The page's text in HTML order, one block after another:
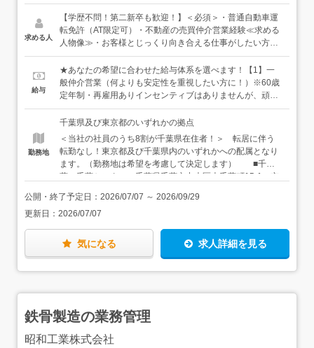
を中心に、千葉県内・城東エリアで、戸建てや土地、マン
ションなどの仲介営業をお願いします。住宅や土地を買い
たい人と、売りたい人をつなぐ役割を担ってください！
【具体的には】◎問い合わせ対応（DM、チラシ、自社サ
案◎お客様の希望をうかがい買取のご提案◎現地案内及び
契約、引き渡し◎資金計画やスケジュールの提案 など★
反響型の営業スタイル京成電鉄グループの強みを活かし
的な戦略が可能です。また、店舗の多くは駅前やショッピ
ングセンター内などにあり、立地環境も抜群。さらに、こ
れまで築き上げた信頼と知名度から、リピーターになって
いただくお客様が多く、反響型の営業スタイルが実現でき
ています。
求める人
【学歴不問！第二新卒も歓迎！】＜必須＞・普通自動車運
転免許（AT限定可）・不動産の売買仲介営業経験≪求める
人物像≫・お客様とじっくり向き合える仕事がしたい方・
働きやすい環境で、自分の力を試したいと考えている方・
新しい環境で責任感を持ちながら業務に取り組める方★ス
キルアップを目指し、顧問税理士による税務講習（年5～6
回）や外部講師による物件写真の撮り方講習等を行った
のスキルや経験に応じた、日々のOJT教育も丁寧に行って
給与
★あなたの希望に合わせた給与体系を選べます！【1】一
般仲介営業（何よりも安定性を重視したい方に！）※60歳
定年制・再雇用ありインセンティブはありませんが、頑張
りは賞与でしっかりと還元しています！◆月給23万～40万
円＋賞与年2回＋諸手当※年齢・経験・スキルを考慮し、
加給・優遇します。※残業代別途支給※退職金支給あり
【2】仲介専門職（とにかく高収入を目指したい方に！）
※60歳定年制・再雇用ありインセンティブ額は達成率に応
じて上昇し、入社1年目で年収1,000万円以上も可能！◆月
給25.5万円＋ノルマ達成手当（3万円）＋賞与年2回（イン
センティブ）※固定残業代（35,000円／25時間分）を含
む。超過分は別途支給。→実際の残業は月平均10時間以内
年 ／※給与体系【1】年収1,230万円 ／ 経験2年 ／※給与
体系【2】
勤務地
千葉県及び東京都のいずれかの拠点
＜当社の社員のうち8割が千葉県在住者！＞ 転居に伴う
転勤なし！東京都及び千葉県内のいずれかへの配属となり
ます。（勤務地は希望を考慮して決定します） ■千
葉 千葉センター：千葉県千葉市中央区本千葉町15-1 京
ター：千葉県八千代市八千代台東1-2-1 千葉ニュータウン
中央センター：千葉県印西市中央北2-1-3 サンクタス千葉
ニュータウン中央1階 公津の杜センター：千葉県成田市
公津の杜4-5-3 ユアエルム成田1F 津田沼センター：千葉
県習志野市津田沼1-2-13 OKビル6F 妙典センター：千葉
田区業平4-9-5 京成業平ビル1階 【アクセス】 ■千
京成八幡センター：京成本線「京成八幡駅」徒歩1分 八
公開・終了予定日： 2026/07/07 ～ 2026/09/29
更新日： 2026/07/07
気になる 求人詳細を見る
鉄骨製造の業務管理
昭和工業株式会社